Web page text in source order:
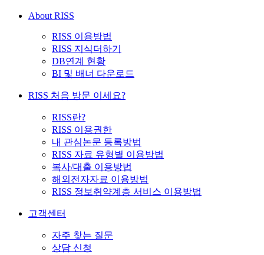
About RISS
RISS 이용방법
RISS 지식더하기
DB연계 현황
BI 및 배너 다운로드
RISS 처음 방문 이세요?
RISS란?
RISS 이용권한
내 관심논문 등록방법
RISS 자료 유형별 이용방법
복사/대출 이용방법
해외전자자료 이용방법
RISS 정보취약계층 서비스 이용방법
고객센터
자주 찾는 질문
상담 신청